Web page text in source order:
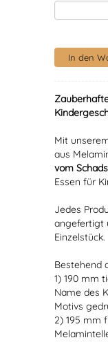
Mit
aus
vom
Essen für
Jedes
angefertigt
Einzelstück.
Bestehend
1) 190 mm
Name des
Motivs
2) 195 mm